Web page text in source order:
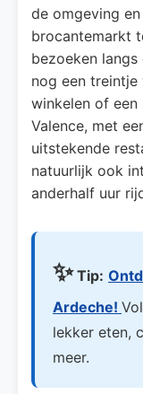
de omgeving
brocantemarkt
bezoeken
nog een treintje
winkelen of een
Valence, met
uitstekende
natuurlijk ook
anderhalf uur
✨Tip:
Ardeche!
lekker eten,
meer.